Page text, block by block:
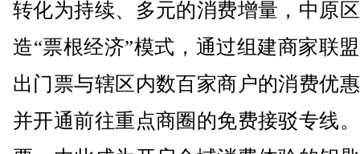
转化为持续、多元的消费增量，中原
造“票根经济”模式，通过组建商家联
出门票与辖区内数百家商户的消费优
并开通前往重点商圈的免费接驳专线